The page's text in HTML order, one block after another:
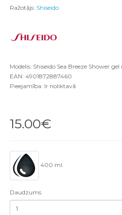
Ražotājs: Shiseido
Modelis: Shiseido Sea Breeze Shower
EAN: 4901872887460
Pieejamība: Ir noliktavā
15.00€
400 ml.
Daudzums